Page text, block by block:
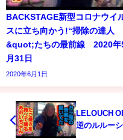
BACKSTAGE新型コロナウイ
スに立ち向かう!“掃除の達人
&quot;たちの最前線 2020年
月31日
2020年6月1日
LELOUCH
逆のルルー